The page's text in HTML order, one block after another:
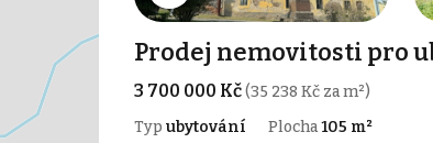
Prodej nemovitosti pro
3 700 000 Kč(35 238 Kč za m²)
Typ ubytování Plocha105 m²